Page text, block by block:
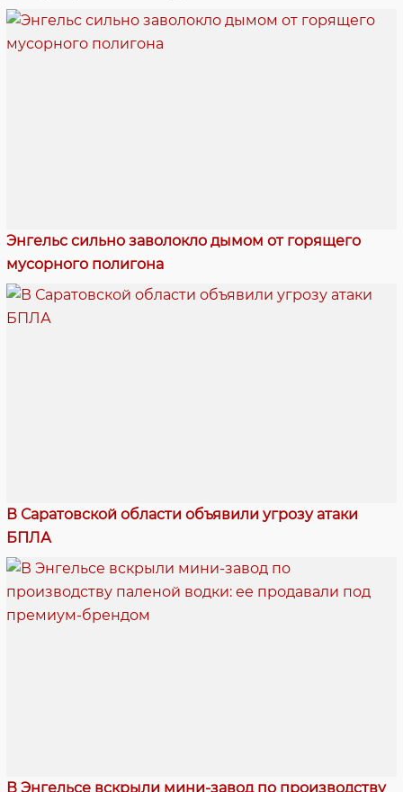
Энгельс сильно заволокло дымом от горящего
мусорного полигона
В Саратовской области объявили угрозу атаки
БПЛА
В Энгельсе вскрыли мини-завод по производству